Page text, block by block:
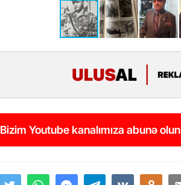
Bizim Youtube kanalımıza abunə olun